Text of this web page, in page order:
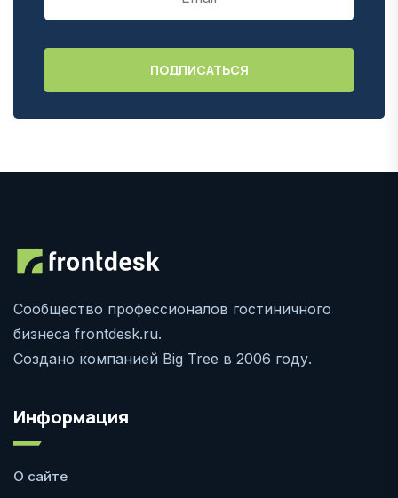
Сообщество профессионалов гостиничного
бизнеса frontdesk.ru.
Создано компанией Big Tree в 2006 году.
Информация
О сайте